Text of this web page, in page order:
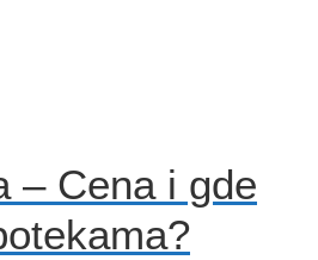
– Cena i gde